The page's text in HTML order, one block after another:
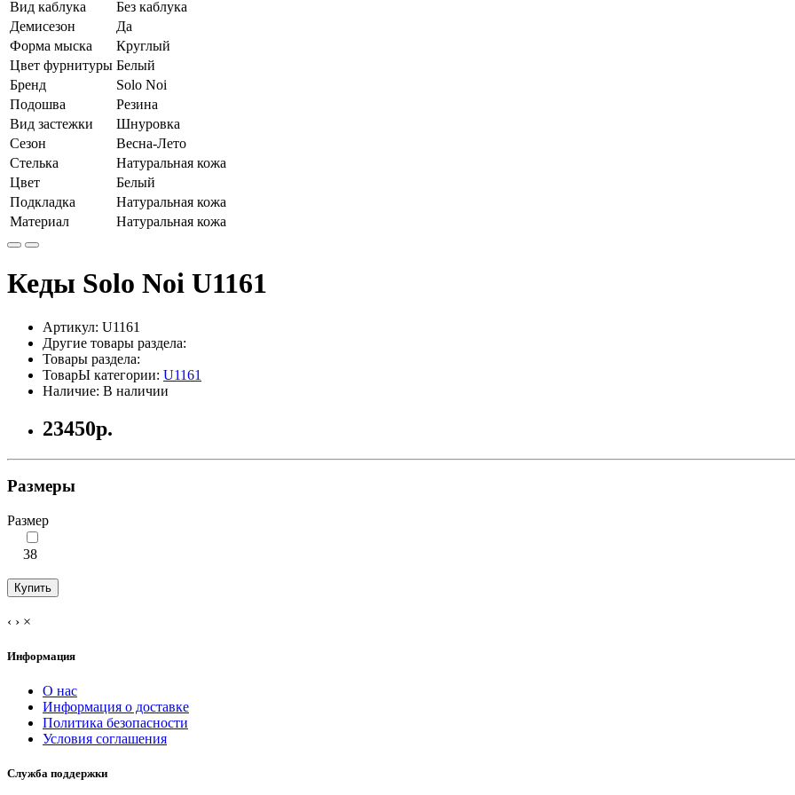
Вид каблука
Без каблука
Демисезон
Да
Форма мыска
Круглый
Цвет фурнитуры Белый
Бренд
Solo Noi
Подошва
Резина
Вид застежки
Шнуровка
Сезон
Весна-Лето
Стелька
Натуральная кожа
Цвет
Белый
Подкладка
Натуральная кожа
Материал
Натуральная кожа
Кеды Solo Noi U1161
Артикул: U1161
Другие товары раздела:
Товары раздела:
ТоварЫ категории: U1161
Наличие: В наличии
23450р.
Размеры
Размер
38
Купить
‹ › ×
Информация
О нас
Информация о доставке
Политика безопасности
Условия соглашения
Служба поддержки